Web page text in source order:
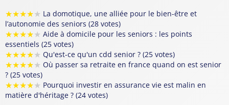
★★★★★ La domotique, une alliée pour le bien-être et
l’autonomie des seniors (28 votes)
★★★★★ Aide à domicile pour les seniors : les points
essentiels (25 votes)
★★★★★ Qu'est-ce qu'un cdd senior ? (25 votes)
★★★★★ Où passer sa retraite en france quand on est senior
? (25 votes)
★★★★★ Pourquoi investir en assurance vie est malin en
matière d'héritage ? (24 votes)